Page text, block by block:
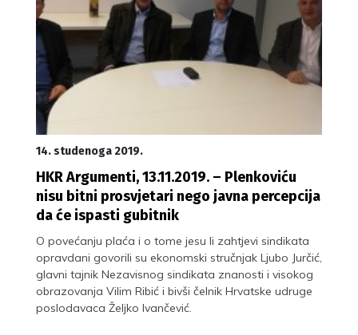
14. studenoga 2019.
HKR Argumenti, 13.11.2019. – Plenkoviću
nisu bitni prosvjetari nego javna percepcija
da će ispasti gubitnik
O povećanju plaća i o tome jesu li zahtjevi sindikata
opravdani govorili su ekonomski stručnjak Ljubo Jurčić,
glavni tajnik Nezavisnog sindikata znanosti i visokog
obrazovanja Vilim Ribić i bivši čelnik Hrvatske udruge
poslodavaca Željko Ivančević.